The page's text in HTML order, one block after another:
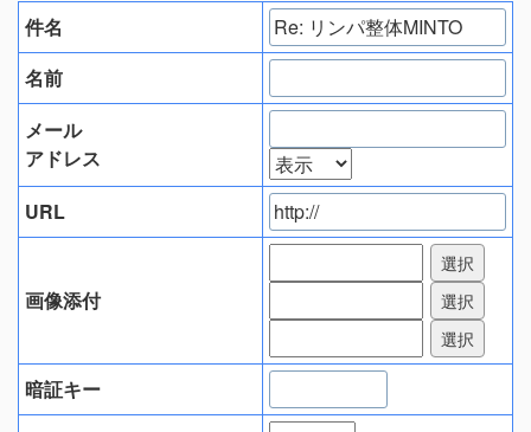
件名
名前
メール
アドレス
URL
画像添付
暗証キー